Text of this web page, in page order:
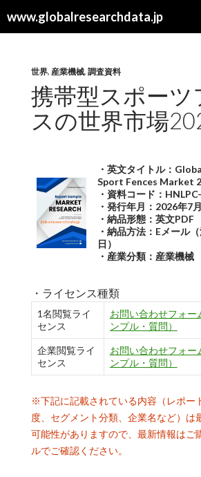
www.globalresearchdata.jp
索
世界, 産業機械, 調査資料
携帯型スポーツ
スの世界市場
・英文タイトル：
Sport Fences Market
・資料コード：
・発行年月：2026年7月
・納品形態：英文PDF
・納品方法：Eメール
日）
・産業分類：産業機械
・ライセンス種類
1名閲覧ライ
センス
お問い合わせフォー
ンプル・質問）
企業閲覧ライ
センス
お問い合わせフォー
ンプル・質問）
※下記に記載されている内容（レポー
度、セグメント分類、企業名など）は
可能性がありますので、最新情報はご
ルでご確認ください。